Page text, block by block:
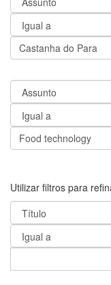
Utilizar filtros para